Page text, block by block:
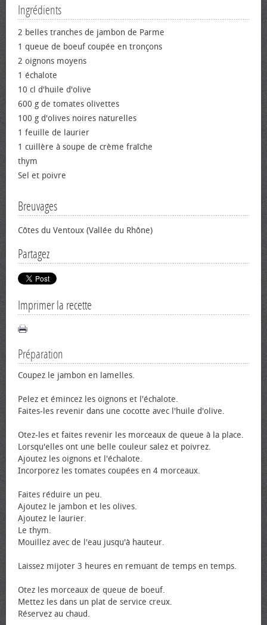
Ingrédients
2 belles tranches de jambon de Parme
1 queue de bœuf coupée en tronçons
2 oignons moyens
1 échalote
10 cl d'huile d'olive
600 g de tomates olivettes
100 g d'olives noires naturelles
1 feuille de laurier
1 cuillère à soupe de crème fraîche
thym
Sel et poivre
Breuvages
Côtes du Ventoux (Vallée du Rhône)
Partagez
Imprimer la recette
Préparation
Coupez le jambon en lamelles.
Pelez et émincez les oignons et l'échalote.
Faites-les revenir dans une cocotte avec l'huile d'olive.
Otez-les et faites revenir les morceaux de queue à la place.
Lorsqu'elles ont une belle couleur salez et poivrez.
Ajoutez les oignons et l'échalote.
Incorporez les tomates coupées en 4 morceaux.
Faites réduire un peu.
Ajoutez le jambon et les olives.
Ajoutez le laurier.
Le thym.
Mouillez avec de l'eau jusqu'à hauteur.
Laissez mijoter 3 heures en remuant de temps en temps.
Otez les morceaux de queue de bœuf.
Mettez les dans un plat de service creux.
Réservez au chaud.